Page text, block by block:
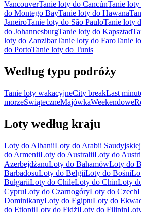
VancouverTanie loty do CancúnTanie loty
do Montego BayTanie loty do Hawana
JaneiroTanie loty do São PauloTanie loty
do JohannesburgTanie loty do Kapsztad
loty do ZanzibarTanie loty do FaroTanie
do PortoTanie loty do Tunis
Według typu podróży
Tanie loty wakacyjneCity breakLast
morzeŚwiąteczneMajówkaWeekendowe
Loty według kraju
Loty do AlbaniiLoty do Arabii Saudyjskiej
do ArmeniiLoty do AustraliiLoty do
AzerbejdżanuLoty do BahamówLoty do
BarbadosuLoty do BelgiiLoty do Bośni
BułgariiLoty do ChileLoty do ChinLoty
CypruLoty do CzarnogóryLoty do Czech
DominikanyLoty do EgiptuLoty do
do EtiopiiLoty do FidżiLoty do Filipin